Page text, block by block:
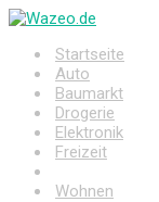
Zum
springenStartseite
Auto
Baumarkt
Drogerie
Elektronik
Freizeit
Wohnen